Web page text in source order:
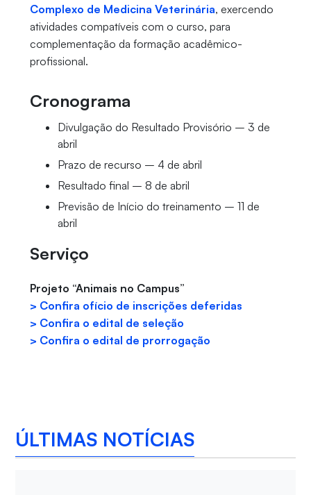
Complexo de Medicina Veterinária, exercendo
atividades compatíveis com o curso, para
complementação da formação acadêmico-
profissional.
Cronograma
Divulgação do Resultado Provisório – 3 de
abril
Prazo de recurso – 4 de abril
Resultado final – 8 de abril
Previsão de Início do treinamento – 11 de
abril
Serviço
Projeto “Animais no Campus”
> Confira ofício de inscrições deferidas
> Confira o edital de seleção
> Confira o edital de prorrogação
ÚLTIMAS NOTÍCIAS